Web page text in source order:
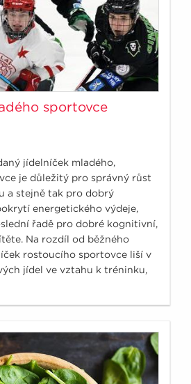
sportovce
jídelníček mladého,
je důležitý pro správný růst
a stejně tak pro dobrý
energetického výdeje,
řadě pro dobré kognitivní,
Na rozdíl od běžného
rostoucího sportovce liší v
jídel ve vztahu k tréninku,